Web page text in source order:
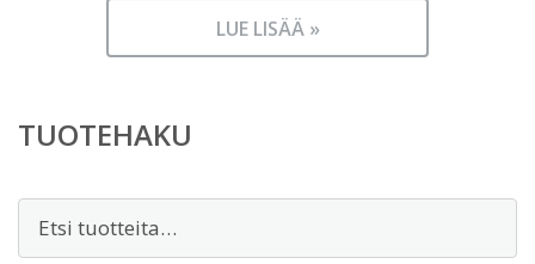
LUE LISÄÄ »
TUOTEHAKU
Etsi: